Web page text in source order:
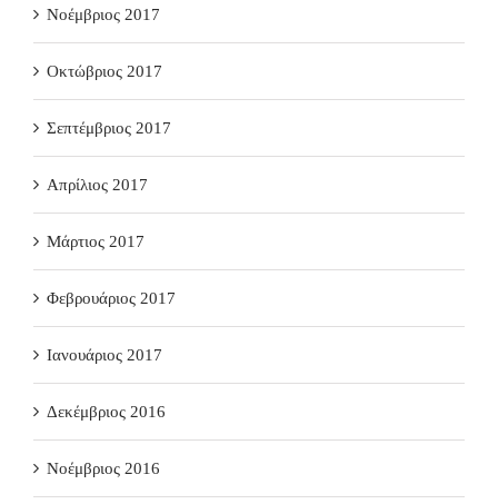
Νοέμβριος 2017
Οκτώβριος 2017
Σεπτέμβριος 2017
Απρίλιος 2017
Μάρτιος 2017
Φεβρουάριος 2017
Ιανουάριος 2017
Δεκέμβριος 2016
Νοέμβριος 2016